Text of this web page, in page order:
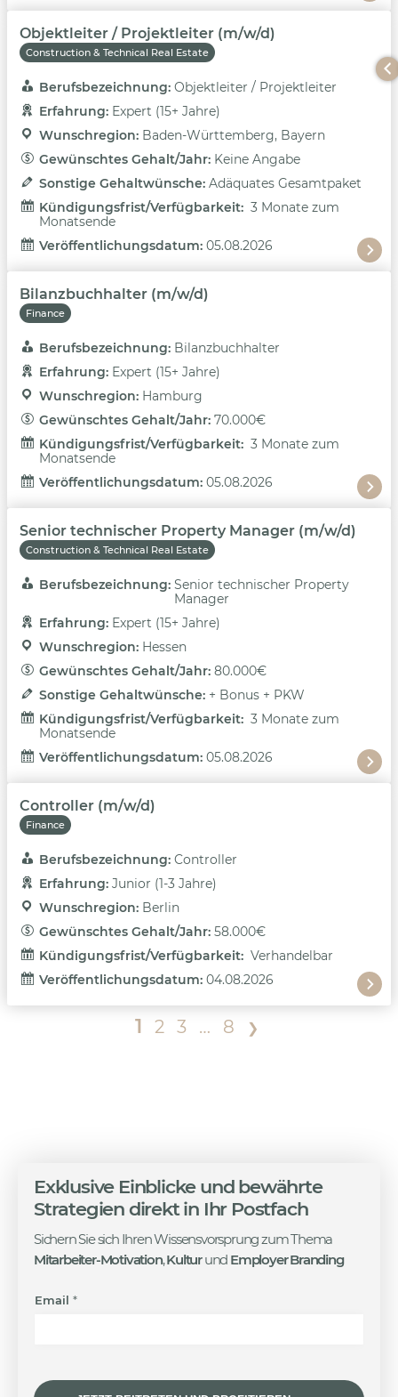
Objektleiter / Projektleiter (m/w/d)
Construction & Technical Real Estate
Berufsbezeichnung: Objektleiter / Projektleiter
Erfahrung: Expert (15+ Jahre)
Wunschregion: Baden-Württemberg, Bayern
Gewünschtes Gehalt/Jahr: Keine Angabe
Sonstige Gehaltwünsche: Adäquates Gesamtpaket
Kündigungsfrist/Verfügbarkeit: 3 Monate zum
Monatsende
Veröffentlichungsdatum: 05.08.2026
Bilanzbuchhalter (m/w/d)
Finance
Berufsbezeichnung: Bilanzbuchhalter
Erfahrung: Expert (15+ Jahre)
Wunschregion: Hamburg
Gewünschtes Gehalt/Jahr: 70.000€
Kündigungsfrist/Verfügbarkeit: 3 Monate zum
Monatsende
Veröffentlichungsdatum: 05.08.2026
Senior technischer Property Manager (m/w/d)
Construction & Technical Real Estate
Berufsbezeichnung: Senior technischer Property
Manager
Erfahrung: Expert (15+ Jahre)
Wunschregion: Hessen
Gewünschtes Gehalt/Jahr: 80.000€
Sonstige Gehaltwünsche: + Bonus + PKW
Kündigungsfrist/Verfügbarkeit: 3 Monate zum
Monatsende
Veröffentlichungsdatum: 05.08.2026
Controller (m/w/d)
Finance
Berufsbezeichnung: Controller
Erfahrung: Junior (1-3 Jahre)
Wunschregion: Berlin
Gewünschtes Gehalt/Jahr: 58.000€
Kündigungsfrist/Verfügbarkeit: Verhandelbar
Veröffentlichungsdatum: 04.08.2026
1 2 3 … 8 ❯
Exklusive Einblicke und bewährte
Strategien direkt in Ihr Postfach
Sichern Sie sich Ihren Wissensvorsprung zum Thema
Mitarbeiter-Motivation,Kulturund Employer Branding
m
m
Email *